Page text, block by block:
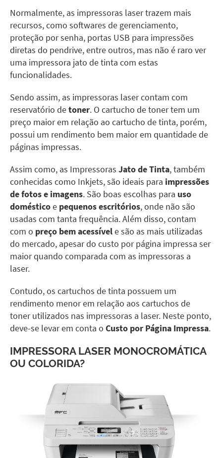
Normalmente, as impressoras laser trazem mais
recursos, como softwares de gerenciamento,
proteção por senha, portas USB para impressões
diretas do pendrive, entre outros, mas não é raro ver
uma impressora jato de tinta com estas
funcionalidades.
Sendo assim, as impressoras laser contam com
reservatório detoner. O cartucho de toner tem um
preço maior em relação ao cartucho de tinta, porém,
possui um rendimento bem maior em quantidade de
páginas impressas.
Assim como, as Impressoras Jato de Tinta, também
conhecidas como Inkjets, são ideais para impressões
de fotos e imagens. São boas escolhas para uso
domésticoe pequenos escritórios, onde não são
usadas com tanta frequência. Além disso, contam
com o preço bem acessívele são as mais utilizadas
do mercado, apesar do custo por página impressa ser
maior quando comparada com as impressoras a
laser.
Contudo, os cartuchos de tinta possuem um
rendimento menor em relação aos cartuchos de
toner utilizados nas impressoras a laser. Neste ponto,
deve-se levar em conta o Custo por Página Impressa.
IMPRESSORA LASER MONOCROMÁTICA
OU COLORIDA?